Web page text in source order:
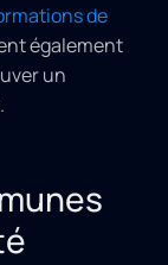
de
également
un